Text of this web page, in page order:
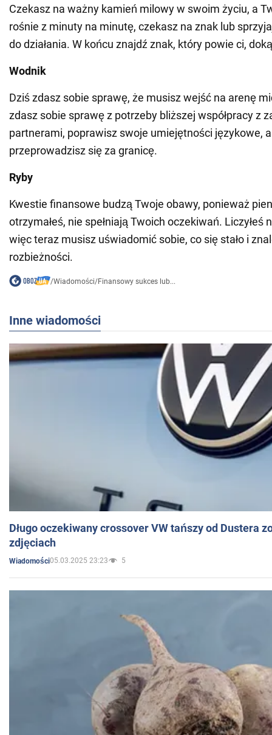
Czekasz na ważny kamień milowy w swoim życiu, a
rośnie z minuty na minutę, czekasz na znak lub
do działania. W końcu znajdź znak, który powie ci,
Wodnik
Dziś zdasz sobie sprawę, że musisz wejść na arenę
zdasz sobie sprawę z potrzeby bliższej współpracy z
partnerami, poprawisz swoje umiejętności językowe,
przeprowadzisz się za granicę.
Ryby
Kwestie finansowe budzą Twoje obawy, ponieważ
otrzymałeś, nie spełniają Twoich oczekiwań. Liczyłeś
więc teraz musisz uświadomić sobie, co się stało i
rozbieżności.
/Wiadomości/Finansowy sukces lub...
Inne wiadomości
Długo oczekiwany crossover VW tańszy od Dustera
zdjęciach
Wiadomości05.03.2025 23:23 5